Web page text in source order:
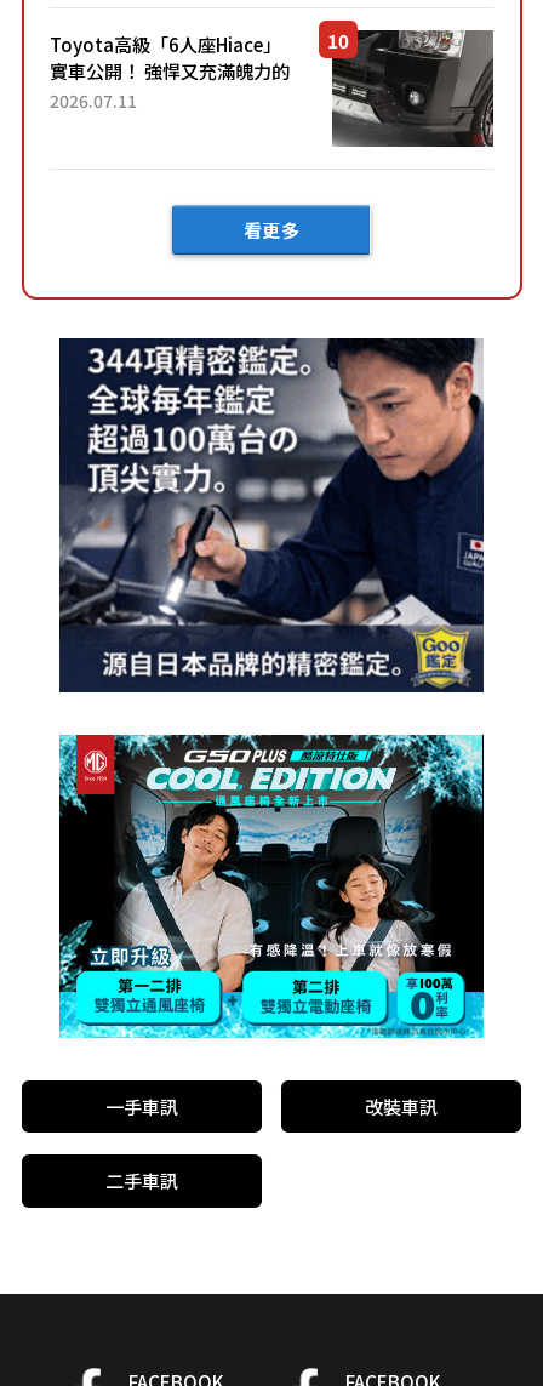
車？...
Toyota高級「6人座Hiace」
實車公開！ 強悍又充滿魄力的
「全黑設計」搭配特別「豪華
2026.07.11
看更多
一手車訊 改裝車訊
二手車訊